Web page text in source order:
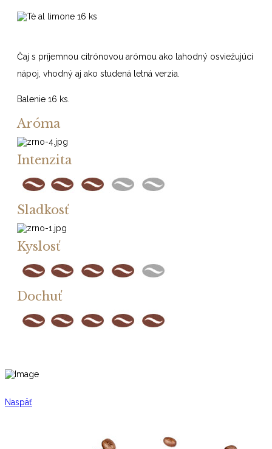
Čaj s príjemnou citrónovou arómou ako lahodný osviežujúci
nápoj, vhodný aj ako studená letná verzia.
Balenie 16 ks.
Aróma
Intenzita
Sladkosť
Kyslosť
Dochuť
Naspäť